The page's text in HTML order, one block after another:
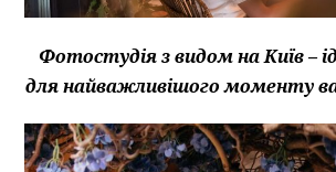
Фотостудія з видом на Київ –
для найважливішого моменту